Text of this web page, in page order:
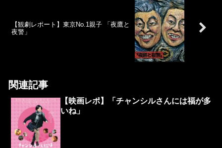
【観劇レポート】東京No.1親子 「夜鷹と
夜警」
関連記事
【映画レポ】「チャンシルさんには福が多
いね」